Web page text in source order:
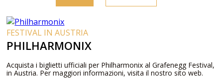
FESTIVAL IN AUSTRIA
PHILHARMONIX
Acquista i biglietti ufficiali per Philharmonix al Grafenegg Festival,
in Austria. Per maggiori informazioni, visita il nostro sito web.